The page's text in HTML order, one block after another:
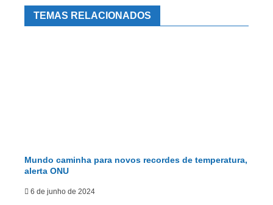
TEMAS RELACIONADOS
Mundo caminha para novos recordes de temperatura,
alerta ONU
6 de junho de 2024